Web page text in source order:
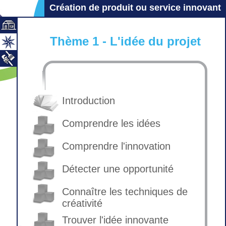
Création de produit ou service innovant
Thème 1 - L'idée du projet
Introduction
Comprendre les idées
Comprendre l'innovation
Détecter une opportunité
Connaître les techniques de
créativité
Trouver l'idée innovante